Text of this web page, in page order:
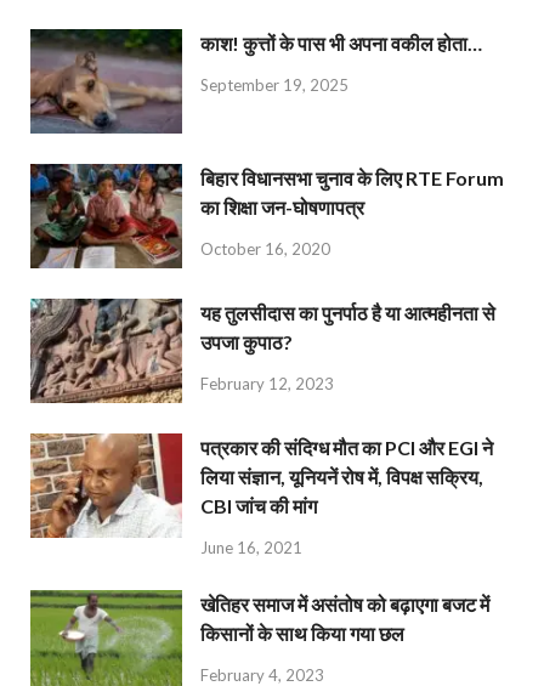
काश! कुत्तों के पास भी अपना वकील होता…
September 19, 2025
बिहार विधानसभा चुनाव के लिए RTE Forum
का शिक्षा जन-घोषणापत्र
October 16, 2020
यह तुलसीदास का पुनर्पाठ है या आत्महीनता से
उपजा कुपाठ?
February 12, 2023
पत्रकार की संदिग्ध मौत का PCI और EGI ने
लिया संज्ञान, यूनियनें रोष में, विपक्ष सक्रिय,
CBI जांच की मांग
June 16, 2021
खेतिहर समाज में असंतोष को बढ़ाएगा बजट में
किसानों के साथ किया गया छल
February 4, 2023